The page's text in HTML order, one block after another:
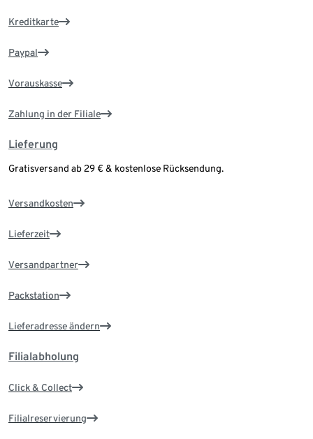
Kreditkarte
Paypal
Vorauskasse
Zahlung in der Filiale
Lieferung
Gratisversand ab 29 € & kostenlose Rücksendung.
Versandkosten
Lieferzeit
Versandpartner
Packstation
Lieferadresse ändern
Filialabholung
Click & Collect
Filialreservierung